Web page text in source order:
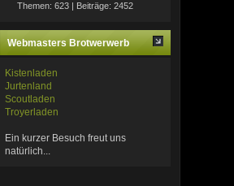
Themen: 623 | Beiträge: 2452
Webmasters Brotwerwerb
Kistenladen
Jurtenland
Scoutladen
Troyerladen
Ein kurzer Besuch freut uns
natürlich...